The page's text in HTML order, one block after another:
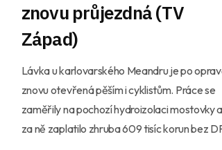
znovu průjezdná (TV
Západ)
Lávka u karlovarského Meandru je po
znovu otevřená pěším i cyklistům. Práce se
zaměřily na pochozí hydroizolaci mostovky
za ně zaplatilo zhruba 609 tisíc korun bez